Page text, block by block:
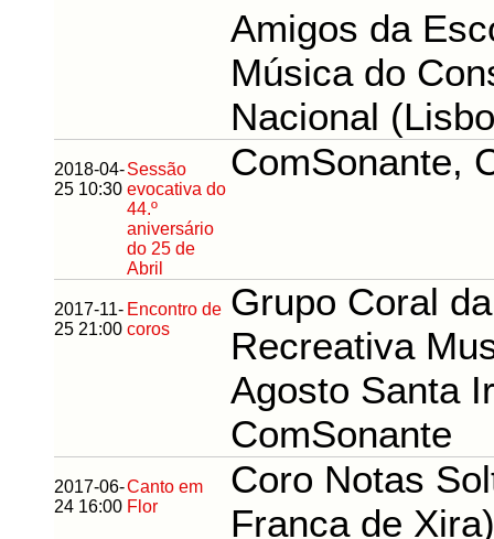
Amigos da
Música do
Nacional
2018-04-
25 10:30
Sessão
evocativa do
44.º
aniversário
do 25 de
Abril
ComSonante,
2017-11-
25 21:00
Encontro de
coros
Grupo Coral
Recreativa
Agosto Santa
ComSonante
2017-06-
24 16:00
Canto em
Flor
Coro Notas
Franca de Xira)